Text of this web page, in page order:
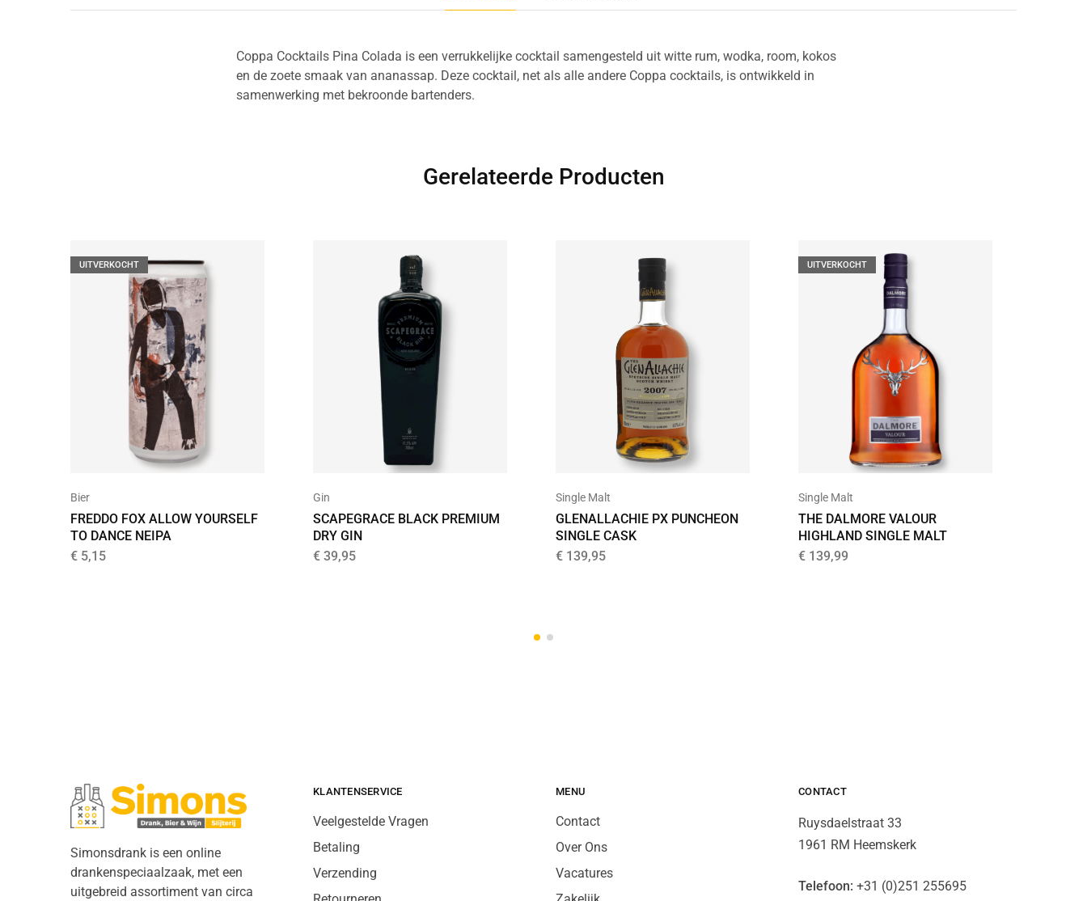
Coppa Cocktails Pina Colada is een verrukkelijke cocktail samengesteld uit witte rum, wodka, room, kokos
en de zoete smaak van ananassap. Deze cocktail, net als alle andere Coppa cocktails, is ontwikkeld in
samenwerking met bekroonde bartenders.
Gerelateerde Producten
UITVERKOCHT
Bier
FREDDO FOX ALLOW YOURSELF
TO DANCE NEIPA
€ 5,15
Gin
SCAPEGRACE BLACK PREMIUM
DRY GIN
€ 39,95
Single Malt
GLENALLACHIE PX PUNCHEON
SINGLE CASK
€ 139,95
UITVERKOCHT
Single Malt
THE DALMORE VALOUR
HIGHLAND SINGLE MALT
€ 139,99
Simonsdrank is een online
drankenspeciaalzaak, met een
uitgebreid assortiment van circa
KLANTENSERVICE
Veelgestelde Vragen
Betaling
Verzending
MENU
Contact
Over Ons
Vacatures
CONTACT
Ruysdaelstraat 33
1961 RM Heemskerk
Telefoon: +31 (0)251 255695